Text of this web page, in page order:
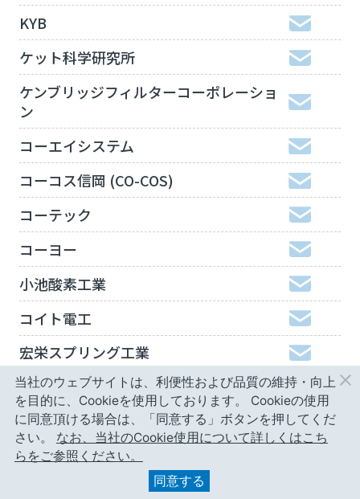
KYB
ケット科学研究所
ケンブリッジフィルターコーポレーショ
ン
コーエイシステム
コーコス信岡 (CO-COS)
コーテック
コーヨー
小池酸素工業
コイト電工
宏栄スプリング工業
工機ホールディングスジャパン
弘進ゴム
神津精機
当社のウェブサイトは、利便性および品質の維持・向上
を目的に、Cookieを使用しております。
Cookieの使用
に同意頂ける場合は、「同意する」ボタンを押してくだ
さい。
なお、当社のCookie使用について詳しくはこち
らをご参照ください。
同意する